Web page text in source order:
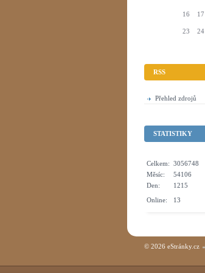
16 17
23 24
RSS
Přehled zdrojů
STATISTIKY
Online: 13
Celkem: 3056748
Měsíc:
54106
Den:
1215
© 2026 eStránky.cz